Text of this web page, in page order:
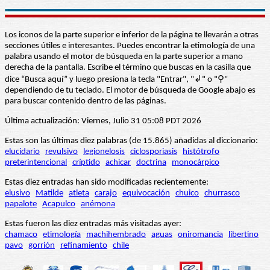
Los iconos de la parte superior e inferior de la página te llevarán a otras
secciones útiles e interesantes. Puedes encontrar la etimología de una
palabra usando el motor de búsqueda en la parte superior a mano
derecha de la pantalla. Escribe el término que buscas en la casilla que
dice “Busca aquí” y luego presiona la tecla "Entrar", "↲" o "⚲"
dependiendo de tu teclado. El motor de búsqueda de Google abajo es
para buscar contenido dentro de las páginas.
Última actualización: Viernes, Julio 31 05:08 PDT 2026
Estas son las últimas diez palabras (de 15.865) añadidas al diccionario:
elucidario
revulsivo legionelosis ciclosporiasis
histótrofo
preterintencional críptido achicar doctrina monocárpico
Estas diez entradas han sido modificadas recientemente:
elusivo
Matilde atleta carajo equivocación chuico churrasco
papalote Acapulco anémona
Estas fueron las diez entradas más visitadas ayer:
chamaco etimología machihembrado aguas oniromancia
libertino
pavo gorrión refinamiento chile